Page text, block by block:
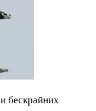
бескрайних